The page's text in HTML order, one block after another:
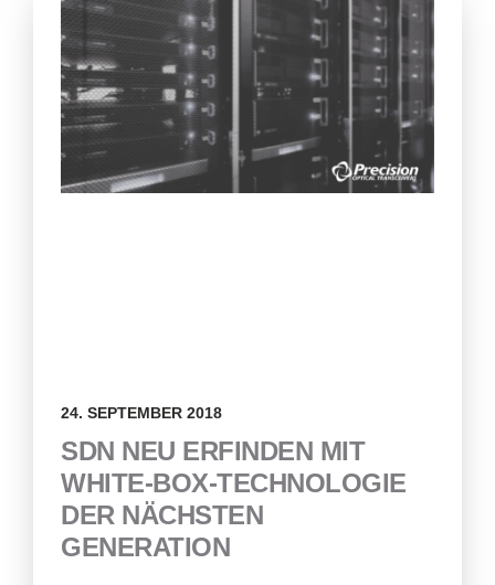
SDN NEU ERFINDEN MIT
WHITE-BOX-TECHNOLOGIE
DER NÄCHSTEN
GENERATION
24. SEPTEMBER 2018